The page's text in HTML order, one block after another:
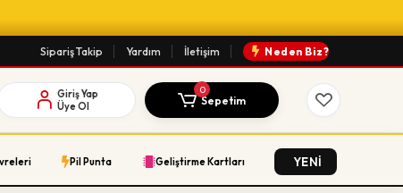
Sipariş Takip Yardım İletişim Neden Biz?
Giriş Yap
Üye Ol
0
Sepetim
Pil Punta Geliştirme Kartları YENİ